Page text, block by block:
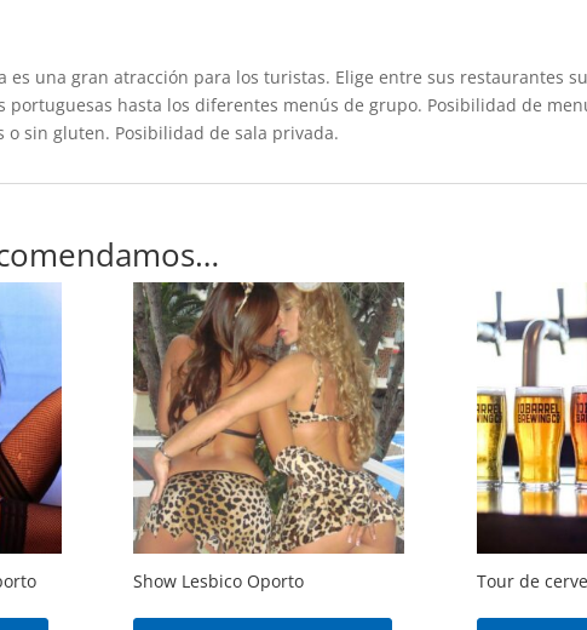
es una gran atracción para los turistas. Elige entre sus restaurantes
portuguesas hasta los diferentes menús de grupo. Posibilidad de
o sin gluten. Posibilidad de sala privada.
Show Lesbico Oporto Tour de